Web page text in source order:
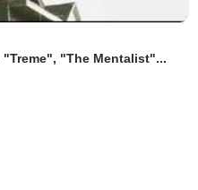
"The Mentalist"...